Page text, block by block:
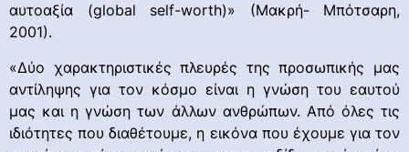
αυτοαξία (global self-worth)» (Μακρή- Μπότσαρη,
2001).
«Δύο χαρακτηριστικές πλευρές της προσωπικής μας
αντίληψης για τον κόσμο είναι η γνώση του εαυτού
μας και η γνώση των άλλων ανθρώπων. Από όλες τις
ιδιότητες που διαθέτουμε, η εικόνα που έχουμε για τον